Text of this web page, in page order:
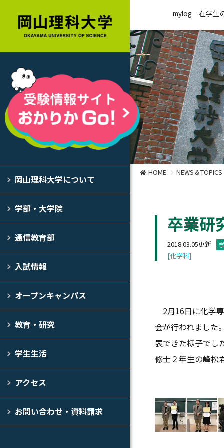
岡山理科大学について
学部・大学院
通信教育部
入試情報
オープンキャンパス
教育・研究
学生生活
アクセス
お問い合わせ・資料請求
mylog 在学生
HOME NEWS＆TOPICS
卒業研
2018.03.05更新
[化学科]
2月16日に化学
会が行われました
表できた様子でし
修士２年生の峰松